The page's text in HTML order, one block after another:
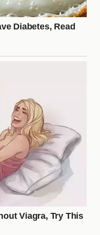
se sienten
crecimiento personal.
marcaron
varios **momentos
las redes. Entre ellos
sido ampliamente
Algunos de estos
mostró su físico.
otro participante que
se volvió un meme